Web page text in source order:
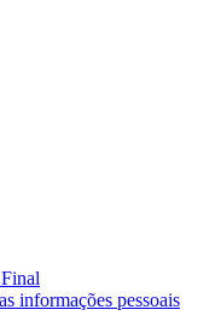
informações pessoais